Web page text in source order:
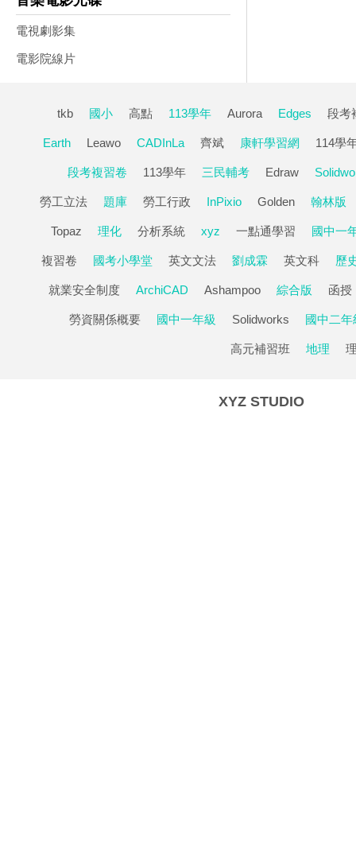
電視劇影集
電影院線片
tkb 國小 高點 113學年 Aurora Edges 段考
Earth Leawo CADInLa 齊斌 康軒學習網 114學
段考複習卷 113學年 三民輔考 Edraw
勞工立法 題庫 勞工行政 InPixio Golden 翰林版
Topaz 理化 分析系統 xyz 一點通學習 國中一
複習卷 國考小學堂 英文文法 劉成霖 英文科 歷
就業安全制度 ArchiCAD Ashampoo 綜合版 函授
勞資關係概要 國中一年級 Solidworks 國中二年
高元補習班 地理
XYZ STUDIO